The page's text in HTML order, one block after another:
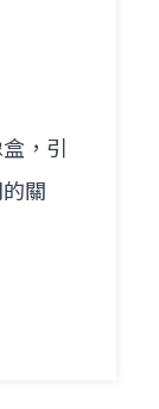
，引
關